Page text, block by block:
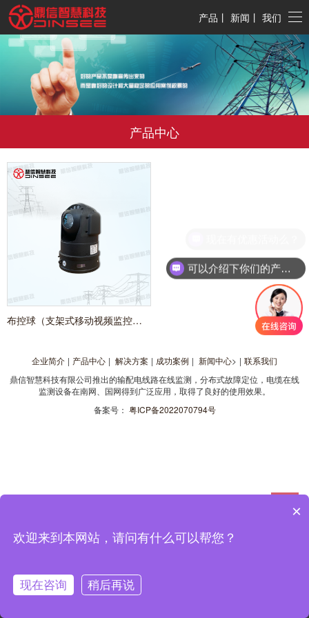
产品 丨 新闻 丨 我们
产品中心
布控球（支架式移动视频监控设备）
企业简介 | 产品中心 | 解决方案 | 成功案例 | 新闻中心> | 联系我们
鼎信智慧科技有限公司推出的输配电线路在线监测，分布式故障定位，电缆在线
监测设备在南网、国网得到广泛应用，取得了良好的使用效果。
备案号： 粤ICP备2022070794号
可以介绍下你们的产品么？
×
欢迎来到本网站，请问有什么可以帮您？
现在咨询 稍后再说